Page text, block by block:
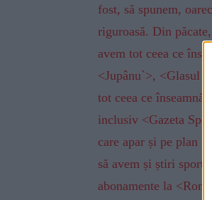
fost, să spunem,
riguroasă. Din
avem tot ceea ce
<Jupânu`>, <Glasul
tot ceea ce
inclusiv <Gazeta
care apar și pe plan
să avem și știri
abonamente la